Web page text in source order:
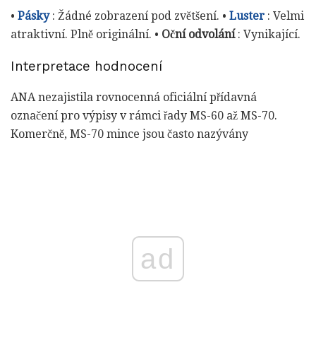
• Pásky: Žádné zobrazení pod zvětšení. • Luster : Velmi
atraktivní. Plně originální. • Oční odvolání: Vynikající.
Interpretace hodnocení
ANA nezajistila rovnocenná oficiální přídavná
označení pro výpisy v rámci řady MS-60 až MS-70.
Komerčně, MS-70 mince jsou často nazývány
ad